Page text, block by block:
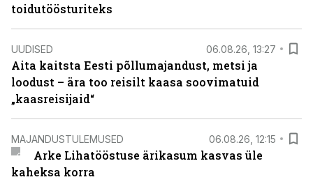
toidutöösturiteks
UUDISED 06.08.26, 13:27
Aita kaitsta Eesti põllumajandust, metsi ja
loodust – ära too reisilt kaasa soovimatuid
„kaasreisijaid“
MAJANDUSTULEMUSED 06.08.26, 12:15
Arke Lihatööstuse ärikasum kasvas üle
kaheksa korra